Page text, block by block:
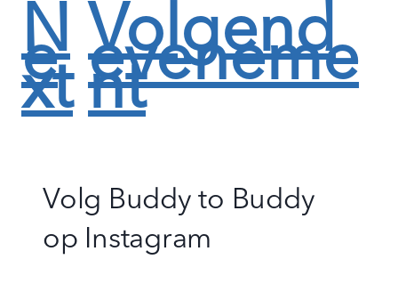
N
e
xt
Volgend
eveneme
nt
Volg Buddy to Buddy
op Instagram